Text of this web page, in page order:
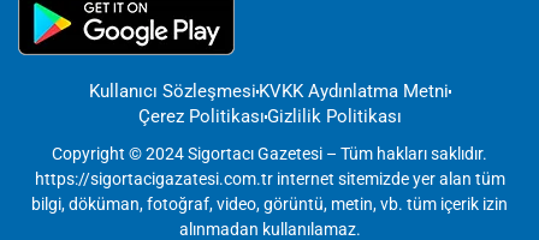
Kullanıcı SözleşmesiKVKK Aydınlatma Metni
Çerez PolitikasıGizlilik Politikası
Copyright © 2024 Sigortacı Gazetesi – Tüm hakları saklıdır.
https://sigortacigazatesi.com.tr internet sitemizde yer alan tüm
bilgi, döküman, fotoğraf, video, görüntü, metin, vb. tüm içerik izin
alınmadan kullanılamaz.